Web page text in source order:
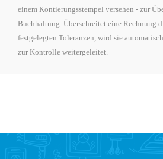
einem Kontierungsstempel versehen - zur
Buchhaltung. Überschreitet eine Rechnung
festgelegten Toleranzen, wird sie
zur Kontrolle weitergeleitet.